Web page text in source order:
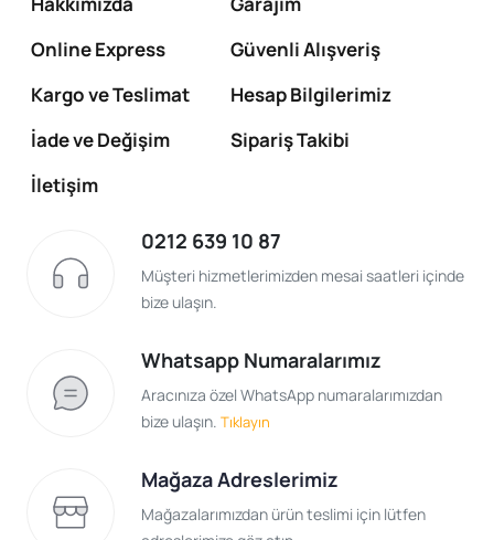
Online Express
Güvenli Alışveriş
Kargo ve Teslimat
Hesap Bilgilerimiz
İade ve Değişim
Sipariş Takibi
İletişim
0212 639 10 87
Müşteri hizmetlerimizden mesai saatleri içinde
bize ulaşın.
Whatsapp Numaralarımız
Aracınıza özel WhatsApp numaralarımızdan
bize ulaşın. Tıklayın
Mağaza Adreslerimiz
Mağazalarımızdan ürün teslimi için lütfen